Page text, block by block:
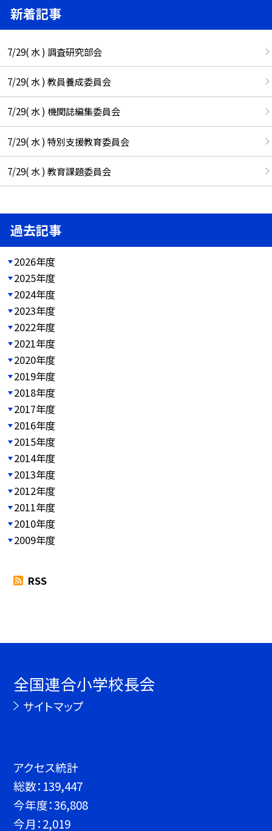
新着記事
7/29( 水 ) 調査研究部会
7/29( 水 ) 教員養成委員会
7/29( 水 ) 機関誌編集委員会
7/29( 水 ) 特別支援教育委員会
7/29( 水 ) 教育課題委員会
過去記事
2026年度
2025年度
2024年度
2023年度
2022年度
2021年度
2020年度
2019年度
2018年度
2017年度
2016年度
2015年度
2014年度
2013年度
2012年度
2011年度
2010年度
2009年度
RSS
全国連合小学校長会
サイトマップ
アクセス統計
総数： 139,447
今年度：36,808
今月：2,019